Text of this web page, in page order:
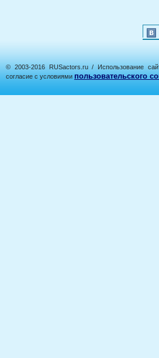
© 2003-2016 RUSactors.ru / Использование
согласие с условиями пользовательского